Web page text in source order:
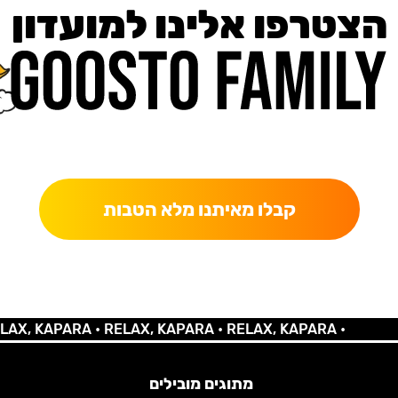
הצטרפו אלינו למועדון
קבלו מאיתנו מלא הטבות
•RELAX, KAPARA •RELAX, KAPARA •
מתוגים מובילים